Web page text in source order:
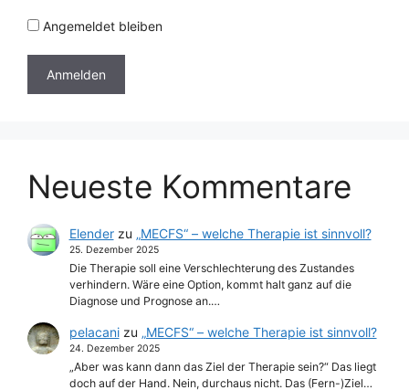
Angemeldet bleiben
Neueste Kommentare
Elenderzu „MECFS“ – welche Therapie ist sinnvoll?
25. Dezember 2025
Die Therapie soll eine Verschlechterung des Zustandes
verhindern. Wäre eine Option, kommt halt ganz auf die
Diagnose und Prognose an.…
pelacanizu „MECFS“ – welche Therapie ist sinnvoll?
24. Dezember 2025
„Aber was kann dann das Ziel der Therapie sein?“ Das liegt
doch auf der Hand. Nein, durchaus nicht. Das (Fern-)Ziel…